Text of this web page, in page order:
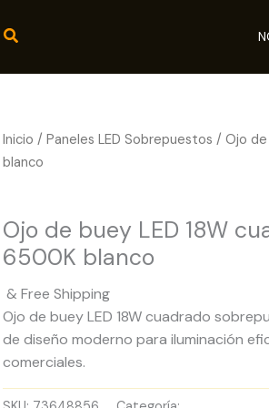
Inicio /Paneles LED Sobrepuestos / Ojo de
blanco
Ojo de buey LED 18W
6500K blanco
& Free Shipping
Ojo de buey LED 18W cuadrado
de diseño moderno para iluminación
comerciales.